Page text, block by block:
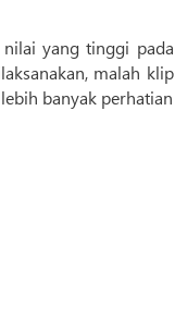
yang tinggi pada
malah klip
banyak perhatian